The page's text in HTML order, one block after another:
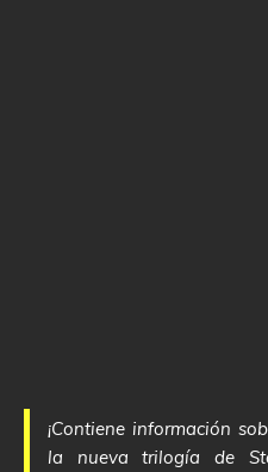
¡Contiene información
la nueva trilogía de